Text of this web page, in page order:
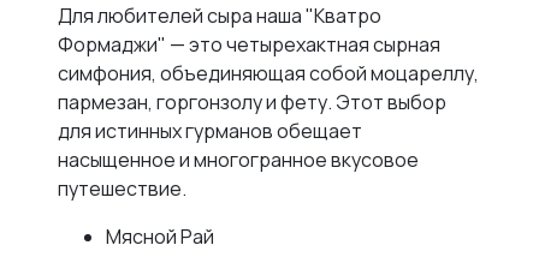
Для любителей сыра наша "Кватро
Формаджи" — это четырехактная сырная
симфония, объединяющая собой моцареллу,
пармезан, горгонзолу и фету. Этот выбор
для истинных гурманов обещает
насыщенное и многогранное вкусовое
путешествие.
Мясной Рай